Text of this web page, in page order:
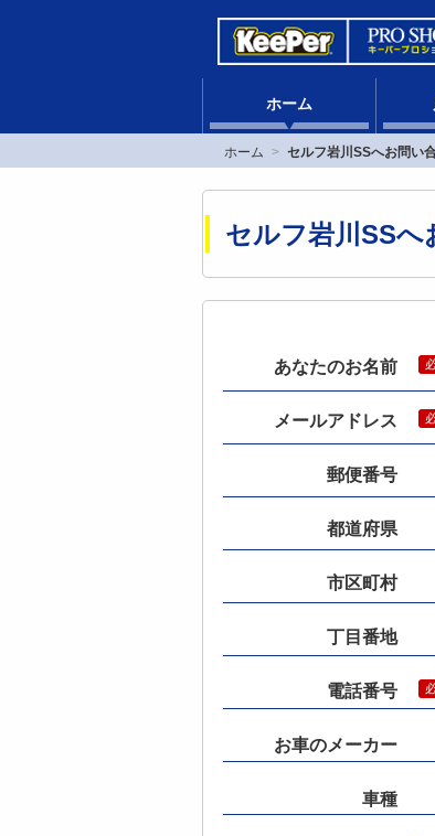
ホーム
ホーム セルフ岩川SSへお問い
セルフ岩川SSへ
あなたのお名前
メールアドレス
郵便番号
都道府県
市区町村
丁目番地
電話番号
お車のメーカー
車種